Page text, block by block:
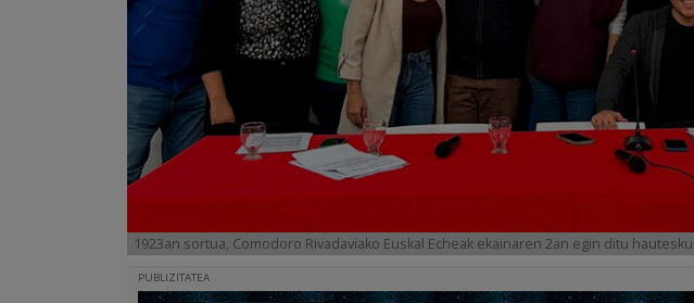
1923an sortua, Comodoro Rivadaviako Euskal Echeak ekainaren 2an egin ditu
PUBLIZITATEA